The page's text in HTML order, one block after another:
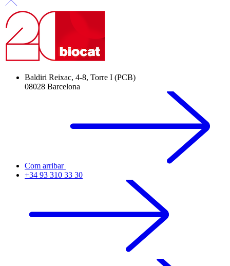
Baldiri Reixac, 4-8, Torre I (PCB)
08028 Barcelona
Com arribar
+34 93 310 33 30